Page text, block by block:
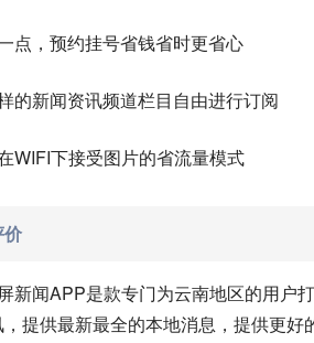
点，预约挂号省钱省时更省心
的新闻资讯频道栏目自由进行订阅
WIFI下接受图片的省流量模式
价
新闻APP是款专门为云南地区的用户
提供最新最全的本地消息，提供更